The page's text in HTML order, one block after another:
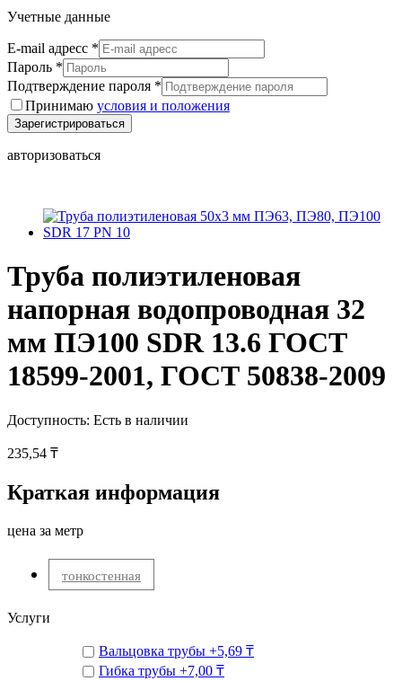
Учетные данные
E-mail адресс *
Пароль *
Подтверждение пароля *
Принимаю условия и положения
Зарегистрироваться
авторизоваться
Труба полиэтиленовая
напорная водопроводная 32
мм ПЭ100 SDR 13.6 ГОСТ
18599-2001, ГОСТ 50838-2009
Доступность: Есть в наличии
235,54 ₸
Краткая информация
цена за метр
тонкостенная
Услуги
Вальцовка трубы +5,69 ₸
Гибка трубы +7,00 ₸